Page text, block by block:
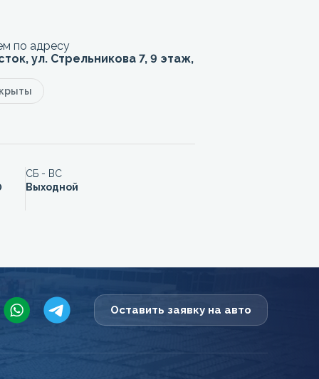
по адресу
ул. Стрельникова 7, 9 этаж,
СБ - ВС
Выходной
Оставить заявку на авто